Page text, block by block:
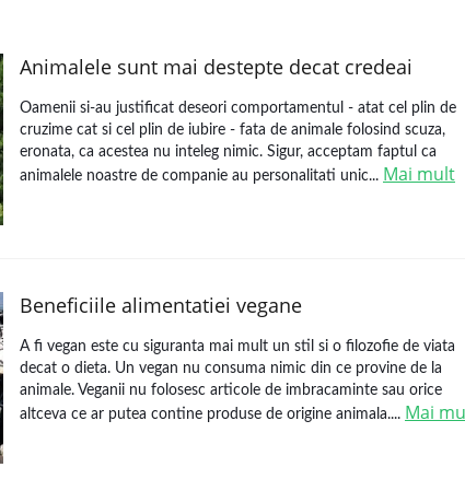
Animalele sunt mai destepte decat credeai
Oamenii si-au justificat deseori comportamentul - atat cel plin de
cruzime cat si cel plin de iubire - fata de animale folosind scuza,
eronata, ca acestea nu inteleg nimic. Sigur, acceptam faptul ca
animalele noastre de companie au personalitati unic... Mai mult
Beneficiile alimentatiei vegane
A fi vegan este cu siguranta mai mult un stil si o filozofie de viata
decat o dieta. Un vegan nu consuma nimic din ce provine de la
animale. Veganii nu folosesc articole de imbracaminte sau orice
altceva ce ar putea contine produse de origine animala.... Mai